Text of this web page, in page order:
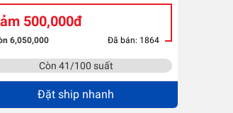
500,000đ
6,050,000 Đã bán: 1864
Còn 41/100 suất
Đặt ship nhanh